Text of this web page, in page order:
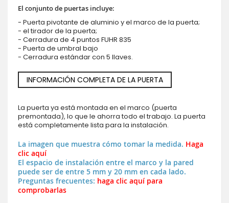
El conjunto de puertas incluye:
- Puerta pivotante de aluminio y el marco de la puerta;
- el tirador de la puerta;
- Cerradura de 4 puntos FUHR 835
- Puerta de umbral bajo
- Cerradura estándar con 5 llaves.
INFORMACIÓN COMPLETA DE LA PUERTA
La puerta ya está montada en el marco (puerta
premontada), lo que le ahorra todo el trabajo. La puerta
está completamente lista para la instalación.
La imagen que muestra cómo tomar la medida. Haga
clic aquí
El espacio de instalación entre el marco y la pared
puede ser de entre 5 mm y 20 mm en cada lado.
Preguntas frecuentes: haga clic aquí para
comprobarlas